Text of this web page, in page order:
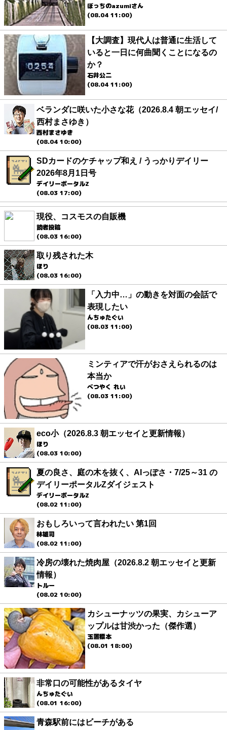
ぼっちのazumiさん
(08.04 11:00)
【大調査】現代人は普通に生活して
いると一日に何曲聞くことになるの
か？
石井公二
(08.04 11:00)
ベランダに咲いた小さな花（2026.8.4 朝エッセイ/
西村まさゆき）
西村まさゆき
(08.04 10:00)
SDカードのケチャップ和え / うっかりデイリー
2026年8月1日号
デイリーポータルZ
(08.03 17:00)
現役、コスモスの自販機
読者投稿
(08.03 16:00)
取り残された木
ほり
(08.03 16:00)
「入力中…」の動きを対面の会話で
表現したい
んちゅたぐい
(08.03 11:00)
ミンティアで汗がおさえられるのは
本当か
べつやく れい
(08.03 11:00)
eco小（2026.8.3 朝エッセイと更新情報）
ほり
(08.03 10:00)
夏の良さ、庭の木を抜く、AIっぽさ・7/25～31 の
デイリーポータルZダイジェスト
デイリーポータルZ
(08.02 11:00)
おもしろいって言われたい 第1回
林雄司
(08.02 11:00)
冷房の壊れた焼肉屋（2026.8.2 朝エッセイと更新
情報）
トルー
(08.02 10:00)
カシューナッツの果実、カシューア
ップルは甘渋かった（傑作選）
玉置標本
(08.01 18:00)
非常口の可能性があるタイヤ
んちゅたぐい
(08.01 16:00)
青森駅前にはビーチがある